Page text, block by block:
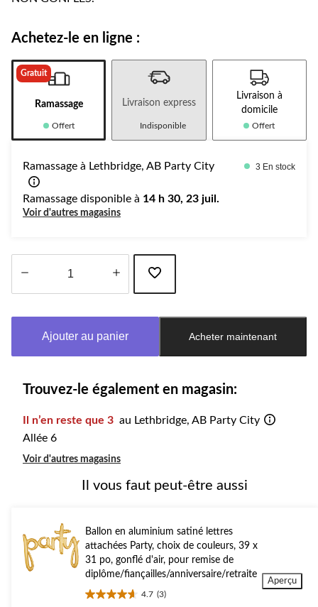
Achetez-le en ligne :
Gratuit
Ramassage
Offert
Livraison express
Indisponible
Livraison à
domicile
Offert
Ramassage à Lethbridge, AB Party City 3 En stock
Ramassage disponible à 14 h 30, 23 juil.
Voir d'autres magasins
à
Ajouter au panier Acheter maintenant
Trouvez-le également en magasin:
Il n’en reste que 3 au Lethbridge, AB Party City
Allée 6
Voir d'autres magasins
Il vous faut peut-être aussi
Ballon en aluminium satiné lettres
attachées Party, choix de couleurs, 39 x
31 po, gonflé d'air, pour remise de
diplôme/fiançailles/anniversaire/retraite
4.7 (3)
4.7
Aperçu